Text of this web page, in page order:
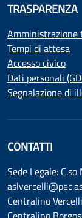
TRASPARENZA
Amministrazione
Tempi di attesa
Accesso civico
Dati personali
Segnalazione di
CONTATTI
Sede Legale:
Centralino